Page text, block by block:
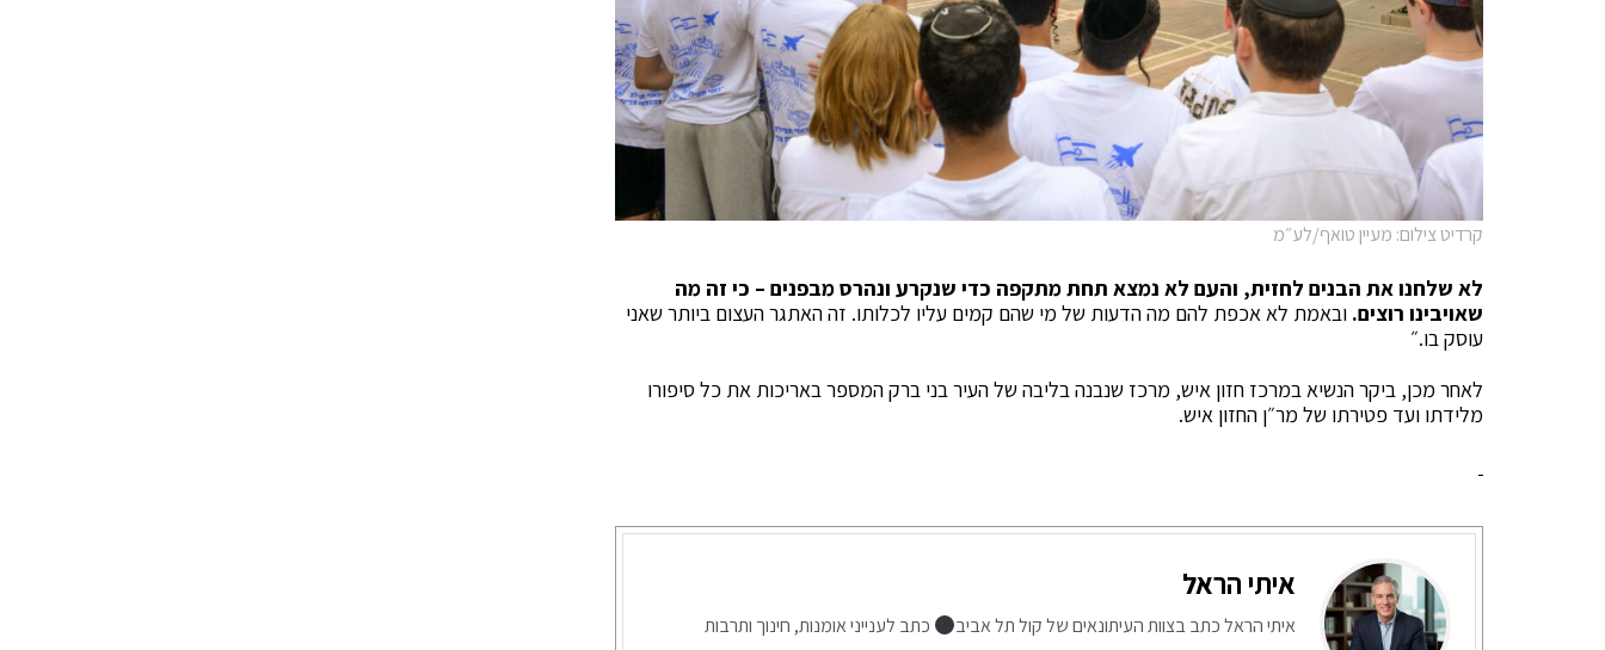
קרדיט צילום: מעיין טואף/לע״מ
לא שלחנו את הבנים לחזית, והעם לא נמצא תחת מתקפה כדי שנקרע ונהרס מבפנים – כי זה מה
שאויבינו רוצים. ובאמת לא אכפת להם מה הדעות של מי שהם קמים עליו לכלותו. זה האתגר העצום ביותר שאני
עוסק בו.״
לאחר מכן, ביקר הנשיא במרכז חזון איש, מרכז שנבנה בליבה של העיר בני ברק המספר באריכות את כל סיפורו
מלידתו ועד פטירתו של מר״ן החזון איש.
איתי הראל
איתי הראל כתב בצוות העיתונאים של קול תל אביב כתב לענייני אומנות, חינוך ותרבות